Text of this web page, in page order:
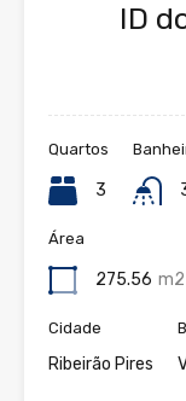
ID
Quartos
3
Área
275.56 m2
Cidade
Ribeirão Pires